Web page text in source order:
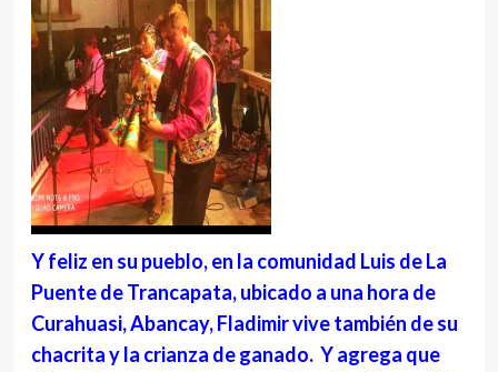
Y feliz en su pueblo, en la comunidad Luis de La
Puente de Trancapata, ubicado a una hora de
Curahuasi, Abancay, Fladimir vive también de su
chacrita y la crianza de ganado. Y agrega que